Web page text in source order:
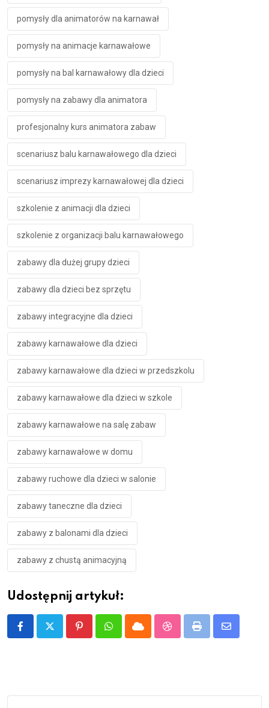
pomysły dla animatorów na karnawał
pomysły na animacje karnawałowe
pomysły na bal karnawałowy dla dzieci
pomysły na zabawy dla animatora
profesjonalny kurs animatora zabaw
scenariusz balu karnawałowego dla dzieci
scenariusz imprezy karnawałowej dla dzieci
szkolenie z animacji dla dzieci
szkolenie z organizacji balu karnawałowego
zabawy dla dużej grupy dzieci
zabawy dla dzieci bez sprzętu
zabawy integracyjne dla dzieci
zabawy karnawałowe dla dzieci
zabawy karnawałowe dla dzieci w przedszkolu
zabawy karnawałowe dla dzieci w szkole
zabawy karnawałowe na salę zabaw
zabawy karnawałowe w domu
zabawy ruchowe dla dzieci w salonie
zabawy taneczne dla dzieci
zabawy z balonami dla dzieci
zabawy z chustą animacyjną
Udostępnij artykuł:
PinterestWhatsappCloud StumbleUpon
Print
Share